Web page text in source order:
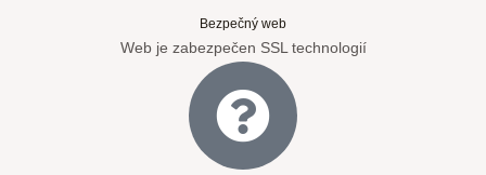
Bezpečný web
Web je zabezpečen SSL technologií